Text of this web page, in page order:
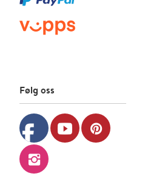
Følg oss
facebook youtube pinterest
instagram